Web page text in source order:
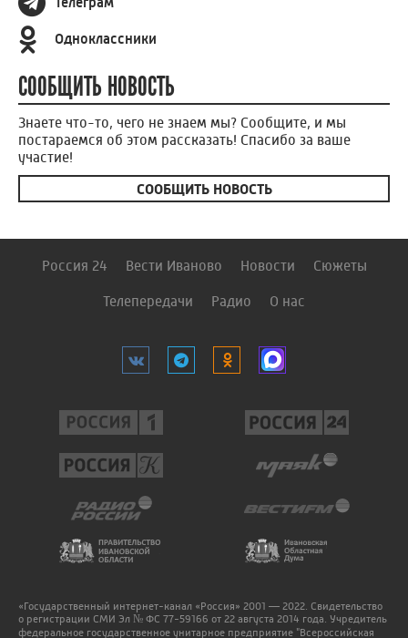
Одноклассники
СООБЩИТЬ НОВОСТЬ
Знаете что-то, чего не знаем мы? Сообщите, и мы
постараемся об этом рассказать! Спасибо за ваше
участие!
СООБЩИТЬ НОВОСТЬ
Россия 24 Вести Иваново Новости Сюжеты
Телепередачи Радио О нас
«Государственный интернет-канал «Россия» 2001 — 2022. Свидетельство
о регистрации СМИ Эл № ФС 77-59166 от 22 августа 2014 года. Учредитель
федеральное государственное унитарное предприятие "Всероссийская